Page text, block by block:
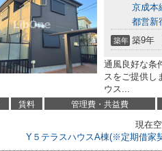
京成本
都営新
築年 築9年
通風良好な条
スをご提供し
ウス...
賃料 管理費・共益費
現在
Y５テラスハウスA棟(※定期借家